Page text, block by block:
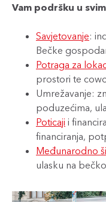
Vam podršku u
Savjetovanje:
Bečke
Potraga za
prostori te
Umrežavanje:
poduzećima,
Poticaji i
financiranja,
Međunarodno
ulasku na